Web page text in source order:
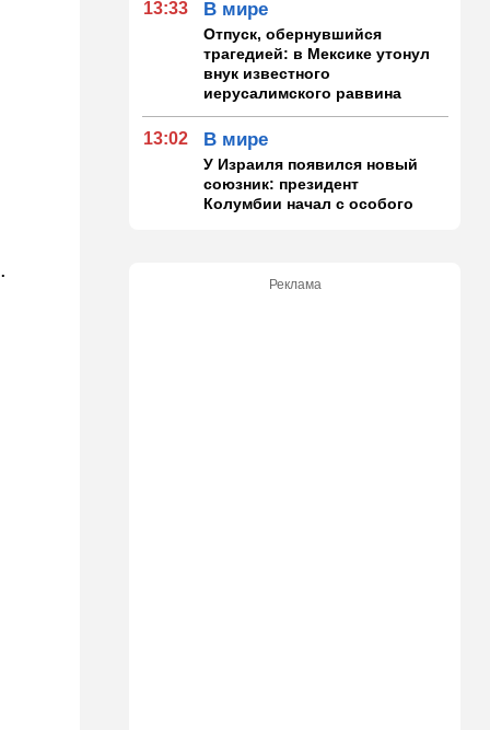
13:33 В мире
Отпуск, обернувшийся
трагедией: в Мексике утонул
внук известного
иерусалимского раввина
13:02 В мире
У Израиля появился новый
союзник: президент
Колумбии начал с особого
Социализм поднимает
Реклама